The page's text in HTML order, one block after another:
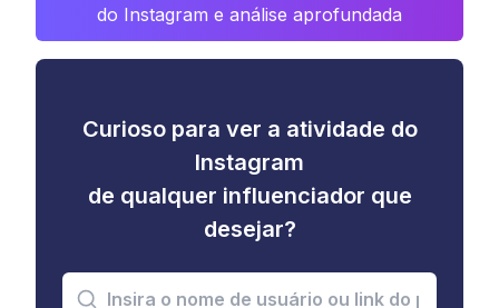
do Instagram e análise aprofundada
Curioso para ver a atividade do
Instagram
de qualquer influenciador que
desejar?